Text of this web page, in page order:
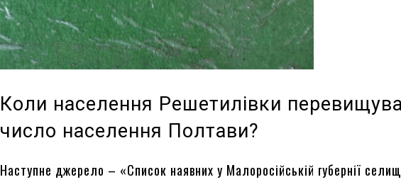
Коли населення Решетилівки
число населення Полтави?
Наступне джерело – «Список наявних у Малоросійській губернії